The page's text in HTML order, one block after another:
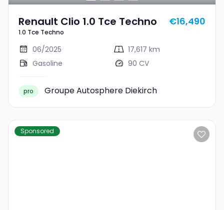
Renault Clio 1.0 Tce Techno
1.0 Tce Techno
€16,490
06/2025
17,617 km
Gasoline
90 CV
pro Groupe Autosphere Diekirch
Sponsored